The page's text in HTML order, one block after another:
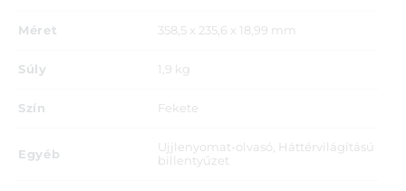
Méret 358,5 x 235,6 x 18,99 mm
Súly 1,9 kg
Szín Fekete
Egyéb
Ujjlenyomat-olvasó, Háttérvilágítású
billentyűzet